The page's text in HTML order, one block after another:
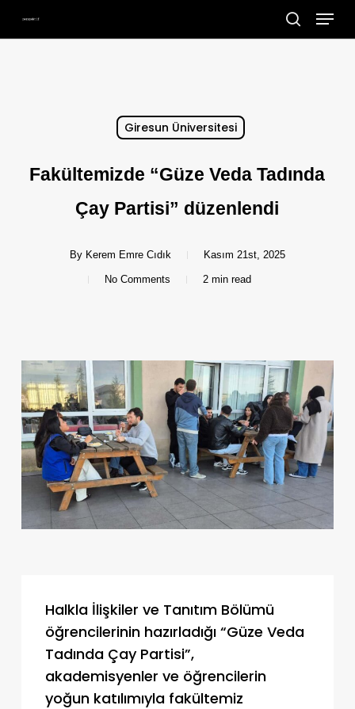
to
search
Menu
Giresun Üniversitesi
Fakültemizde “Güze Veda Tadında
Çay Partisi” düzenlendi
By Kerem Emre Cıdık Kasım 21st, 2025
No Comments 2 min read
Halkla İlişkiler ve Tanıtım Bölümü
öğrencilerinin hazırladığı “Güze Veda
Tadında Çay Partisi”,
akademisyenler ve öğrencilerin
yoğun katılımıyla fakültemiz